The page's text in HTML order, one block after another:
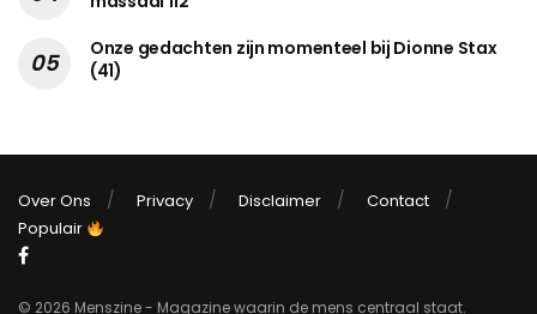
Onze gedachten zijn momenteel bij Dionne Stax
(41)
Over Ons Privacy Disclaimer
Contact
Populair
© 2026 Menszine - Magazine waarin de mens centraal staat.